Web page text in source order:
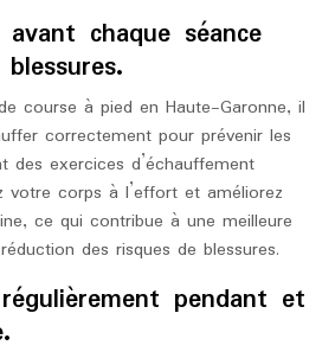
chaque séance
course à pied en Haute-Garonne, il
correctement pour prévenir les
des exercices d’échauffement
votre corps à l’effort et améliorez
ce qui contribue à une meilleure
des risques de blessures.
pendant et